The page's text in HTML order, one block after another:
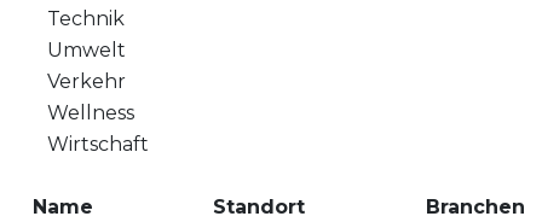
Technik
Umwelt
Verkehr
Wellness
Wirtschaft
Name Standort Branchen